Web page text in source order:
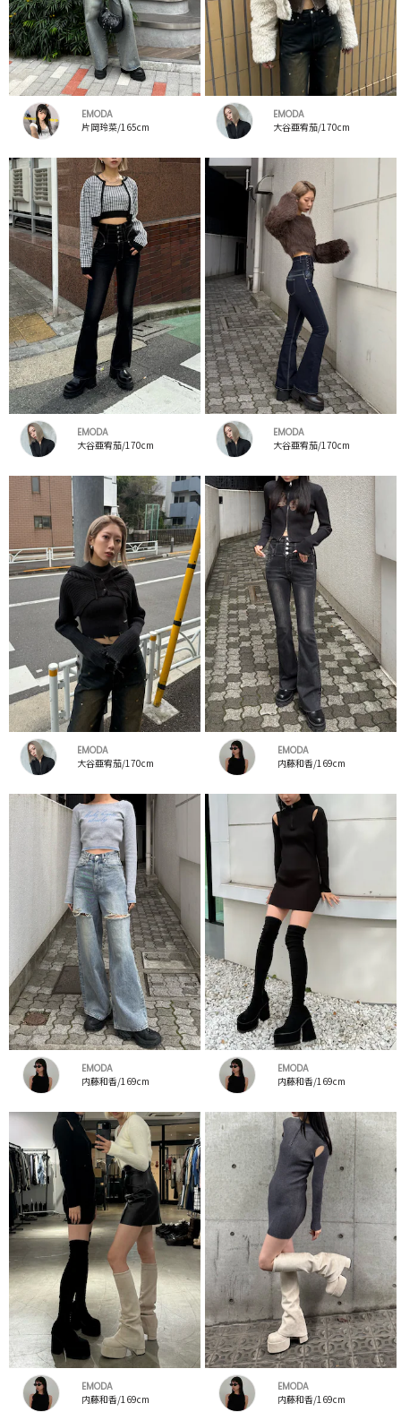
EMODA
片岡玲菜/165cm
EMODA
大谷亜宥茄/170cm
EMODA
大谷亜宥茄/170cm
EMODA
大谷亜宥茄/170cm
EMODA
大谷亜宥茄/170cm
EMODA
内藤和香/169cm
EMODA
内藤和香/169cm
EMODA
内藤和香/169cm
EMODA
内藤和香/169cm
EMODA
内藤和香/169cm